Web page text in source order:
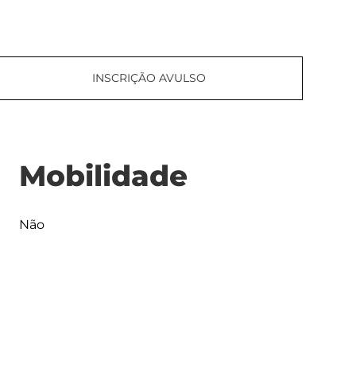
INSCRIÇÃO AVULSO
Mobilidade
Não